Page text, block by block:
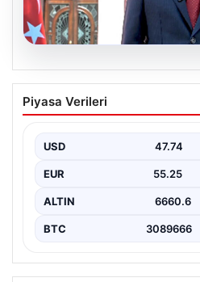
06.08.2026
Bakan Gürlek’ten
Açıklaması: “Tüm
Yürütülecek”
Adalet Bakanı Akın Gürlek,
dönemi başlatacak çerçeve
Piyasa Verileri
USD 47.74
EUR 55.25
ALTIN 6660.6
BTC 3089666